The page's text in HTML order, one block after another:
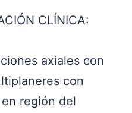
CLÍNICA:
axiales con
con
región del